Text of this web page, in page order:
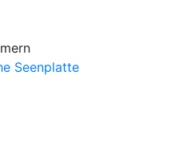
Seenplatte